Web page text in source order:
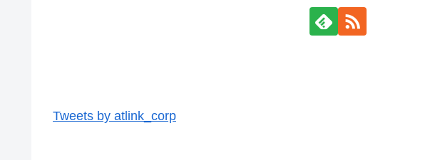
Tweets by atlink_corp